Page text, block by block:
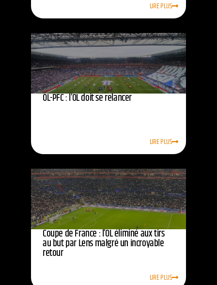
LIRE PLUS
OL-PFC : l’OL doit se relancer
LIRE PLUS
Coupe de France : l’OL éliminé aux tirs
au but par Lens malgré un incroyable
retour
LIRE PLUS